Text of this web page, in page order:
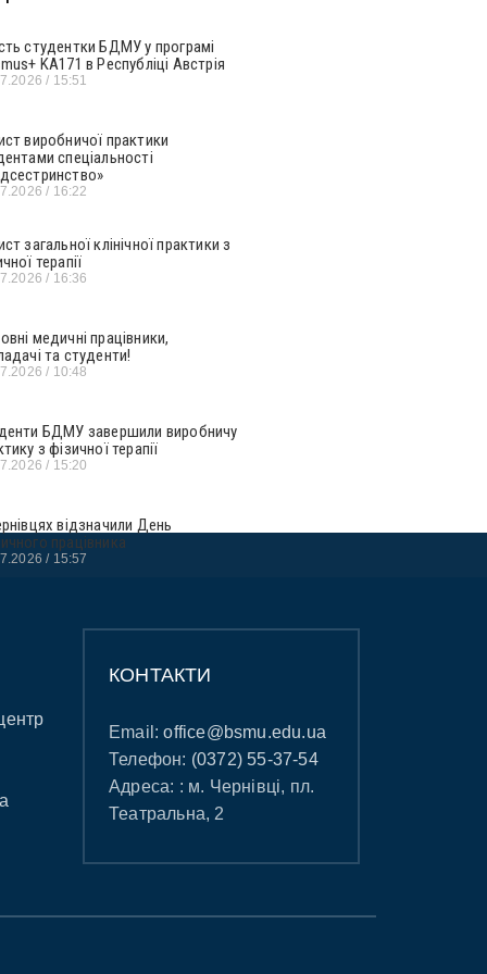
студентки БДМУ у програмі
KA171 в Республіці Австрія
15:51
виробничої практики
спеціальності
16:22
загальної клінічної практики з
терапії
16:36
медичні працівники,
та студенти!
10:48
БДМУ завершили виробничу
з фізичної терапії
15:20
відзначили День
працівника
15:57
КОНТАКТИ
Email:office@bsmu.edu.ua
Телефон: (0372) 55-37-54
Адреса: : м. Чернівці, пл.
Театральна, 2